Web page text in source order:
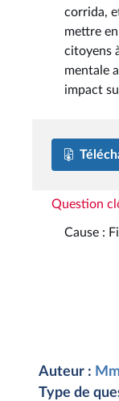
corrida,
mettre
citoyens
mentale
impact
Question
Cause :
Auteur :
Type de